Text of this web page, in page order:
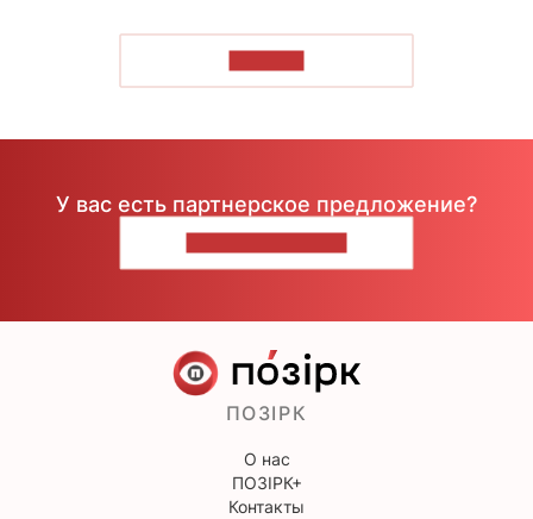
У вас есть партнерское предложение?
ПОЗІРК
О нас
ПОЗІРК+
Контакты